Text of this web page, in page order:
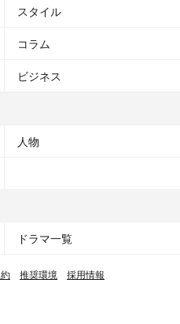
スタイル
コラム
ビジネス
人物
ドラマ一覧
推奨環境 採用情報